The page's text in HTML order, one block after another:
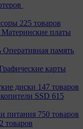
225 товаров
Материнcкие платы
Оперативная память
Графические карты
диски 147 товаров
SSD 615
питания 750 товаров
товаров